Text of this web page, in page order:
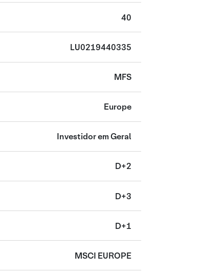
40
LU0219440335
MFS
Europe
Investidor em Geral
D+2
D+3
D+1
MSCI EUROPE